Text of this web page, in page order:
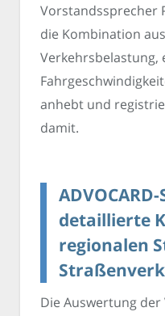
Vorstandssprecher
die Kombination
Verkehrsbelastung,
anhebt und
damit.
detaillierte
regionalen
Die Auswertung